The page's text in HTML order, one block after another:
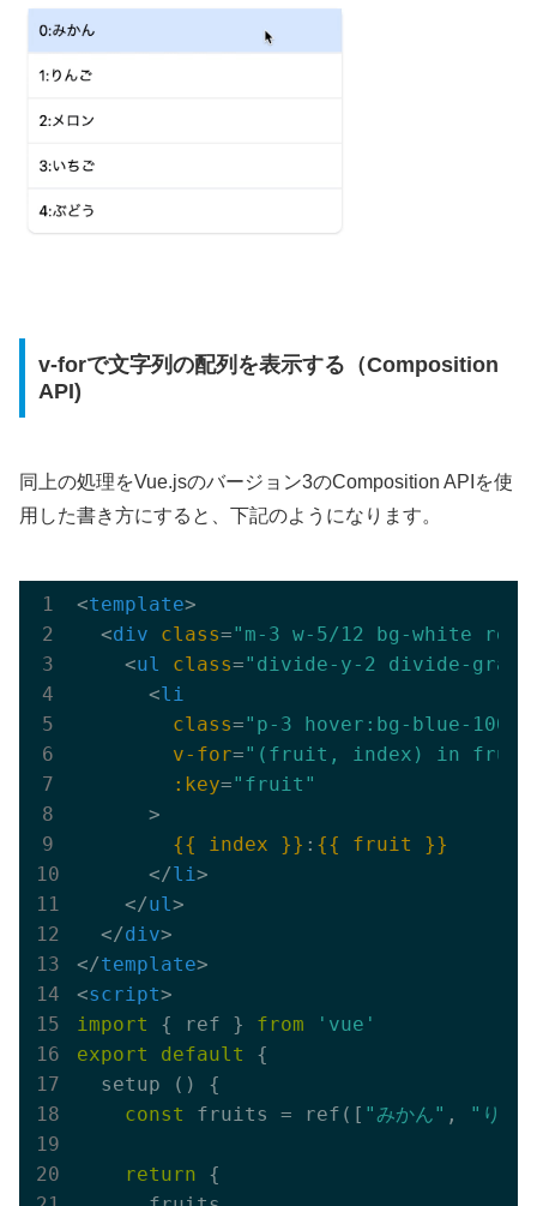
v-forで文字列の配列を表示する（Composition
API)
同上の処理をVue.jsのバージョン3のComposition APIを使
用した書き方にすると、下記のようになります。
<template>
<div class="m-3 w-5/12 bg-white
<ul class="divide-y-2 divide-gray-
<li
class="p-3 hover:bg-blue-100"
v-for="(fruit, index) in
:key="fruit"
      >
{{ index }} : {{ fruit }}
</li >
</ul >
</div>
</template>
<script>
import
{ ref } from
'vue'
export
default
{
  setup () {
const
fruits = ref([ "みかん" , "りん
return {